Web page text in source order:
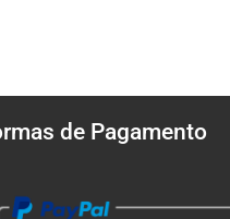
de Pagamento